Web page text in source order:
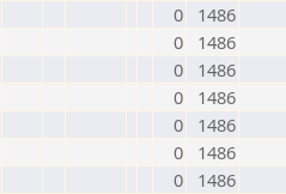
0
1486
0
1486
0
1486
0
1486
0
1486
0
1486
0
1486